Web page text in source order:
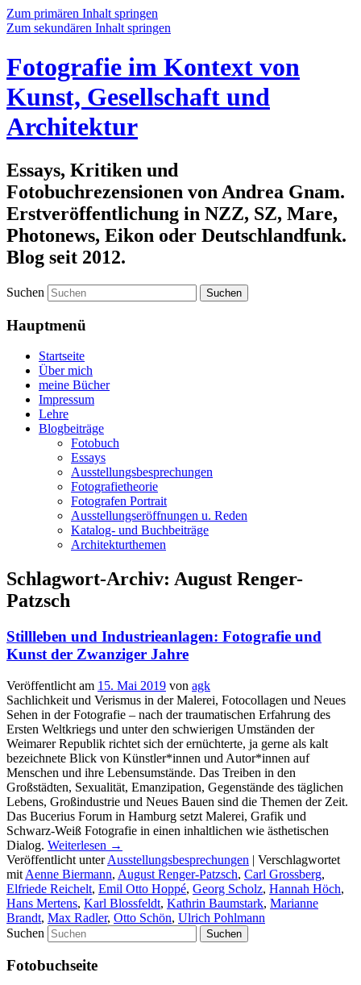
Zum primären Inhalt springen
Zum sekundären Inhalt springen
Fotografie im Kontext von
Kunst, Gesellschaft und
Architektur
Essays, Kritiken und
Fotobuchrezensionen von Andrea Gnam.
Erstveröffentlichung in NZZ, SZ, Mare,
Photonews, Eikon oder Deutschlandfunk.
Blog seit 2012.
Suchen
Hauptmenü
Startseite
Über mich
meine Bücher
Impressum
Lehre
Blogbeiträge
Fotobuch
Essays
Ausstellungsbesprechungen
Fotografietheorie
Fotografen Portrait
Ausstellungseröffnungen u. Reden
Katalog- und Buchbeiträge
Architekturthemen
Schlagwort-Archiv: August Renger-
Patzsch
Stillleben und Industrieanlagen: Fotografie und
Kunst der Zwanziger Jahre
Veröffentlicht am 15. Mai 2019 von agk
Sachlichkeit und Verismus in der Malerei, Fotocollagen und Neues
Sehen in der Fotografie – nach der traumatischen Erfahrung des
Ersten Weltkriegs und unter den schwierigen Umständen der
Weimarer Republik richtet sich der ernüchterte, ja gerne als kalt
bezeichnete Blick von Künstler*innen und Autor*innen auf
Menschen und ihre Lebensumstände. Das Treiben in den
Großstädten, Sexualität, Emanzipation, Gegenstände des täglichen
Lebens, Großindustrie und Neues Bauen sind die Themen der Zeit.
Das Bucerius Forum in Hamburg setzt Malerei, Grafik und
Schwarz-Weiß Fotografie in einen inhaltlichen wie ästhetischen
Dialog. Weiterlesen →
Veröffentlicht unter Ausstellungsbesprechungen | Verschlagwortet
mit Aenne Biermann, August Renger-Patzsch, Carl Grossberg,
Elfriede Reichelt, Emil Otto Hoppé, Georg Scholz, Hannah Höch,
Hans Mertens, Karl Blossfeldt, Kathrin Baumstark, Marianne
Brandt, Max Radler, Otto Schön, Ulrich Pohlmann
Suchen
Fotobuchseite